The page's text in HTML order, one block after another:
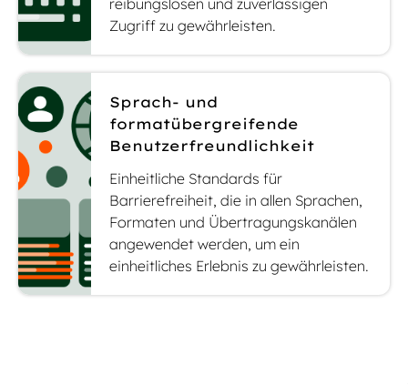
reibungslosen und zuverlässigen
Zugriff zu gewährleisten.
Sprach- und
formatübergreifende
Benutzerfreundlichkeit
Einheitliche Standards für
Barrierefreiheit, die in allen Sprachen,
Formaten und Übertragungskanälen
angewendet werden, um ein
einheitliches Erlebnis zu gewährleisten.